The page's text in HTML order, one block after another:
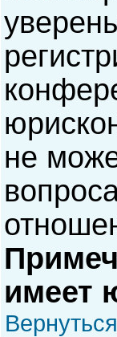
не
имеет